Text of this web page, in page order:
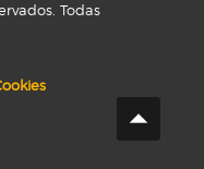
Todas